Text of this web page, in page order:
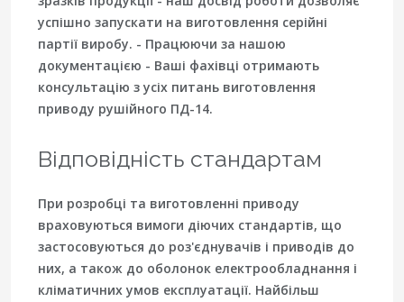
успішно запускати на виготовлення серійні
партії виробу. - Працюючи за нашою
документацією - Ваші фахівці отримають
консультацію з усіх питань виготовлення
приводу рушійного ПД-14.
Відповідність стандартам
При розробці та виготовленні приводу
враховуються вимоги діючих стандартів, що
застосовуються до роз'єднувачів і приводів до
них, а також до оболонок електрообладнання і
кліматичних умов експлуатації. Найбільш